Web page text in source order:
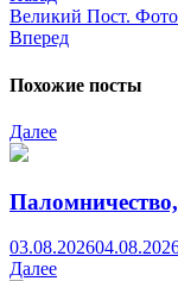
Великий Пост.
Вперед
Похожие посты
Далее
03.08.2026
Далее